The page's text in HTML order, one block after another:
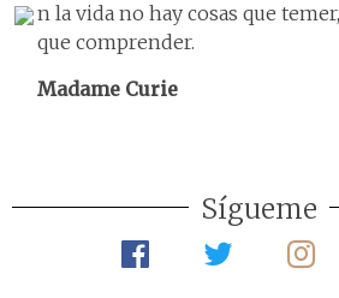
n la vida no hay cosas que
que comprender.
Madame Curie
Sígueme